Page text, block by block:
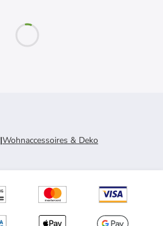
|Wohnaccessoires & Deko